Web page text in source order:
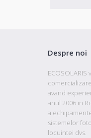
Despre noi
avand
anul 2006 in
a
sistemelor
locuintei dvs.